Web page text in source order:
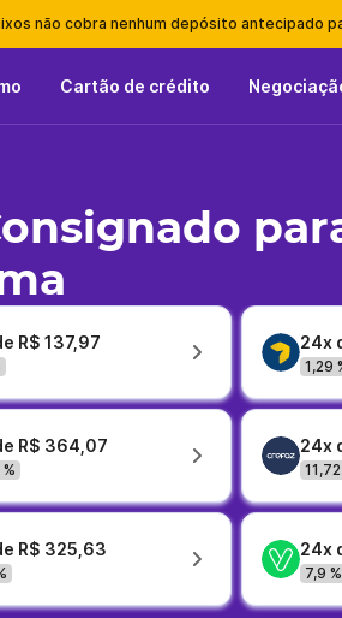
não cobra nenhum depósito antecipado
Cartão de crédito
R$ 137,97 24x
1,29
R$ 364,07 24x
11,72
R$ 325,63 24x
7,9 %